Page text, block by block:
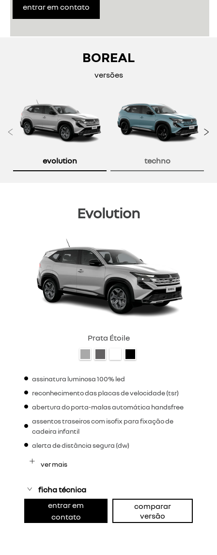
entrar em contato
BOREAL
versões
evolution techno
Anterior
Evolution
Prata Étoile
assinatura luminosa 100% led
reconhecimento das placas de velocidade (tsr)
abertura do porta-malas automática handsfree
assentos traseiros com isofix para fixação de
cadeira infantil
alerta de distância segura (dw)
ver mais
ficha técnica
entrar em
contato
comparar
versão